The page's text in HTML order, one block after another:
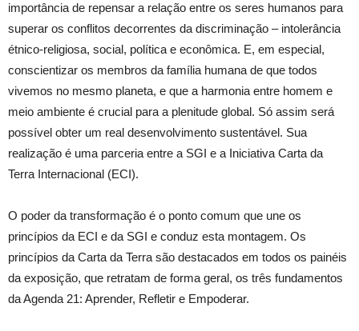
importância de repensar a relação entre os seres humanos para
superar os conflitos decorrentes da discriminação – intolerância
étnico-religiosa, social, política e econômica. E, em especial,
conscientizar os membros da família humana de que todos
vivemos no mesmo planeta, e que a harmonia entre homem e
meio ambiente é crucial para a plenitude global. Só assim será
possível obter um real desenvolvimento sustentável. Sua
realização é uma parceria entre a SGI e a Iniciativa Carta da
Terra Internacional (ECI).
O poder da transformação é o ponto comum que une os
princípios da ECI e da SGI e conduz esta montagem. Os
princípios da Carta da Terra são destacados em todos os painéis
da exposição, que retratam de forma geral, os três fundamentos
da Agenda 21: Aprender, Refletir e Empoderar.